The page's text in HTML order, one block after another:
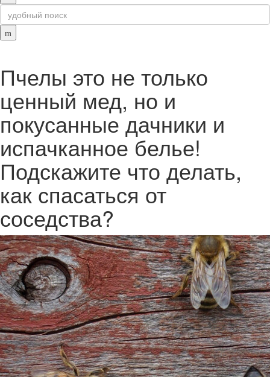
Пчелы это не только
ценный мед, но и
покусанные дачники и
испачканное белье!
Подскажите что делать,
как спасаться от
соседства?